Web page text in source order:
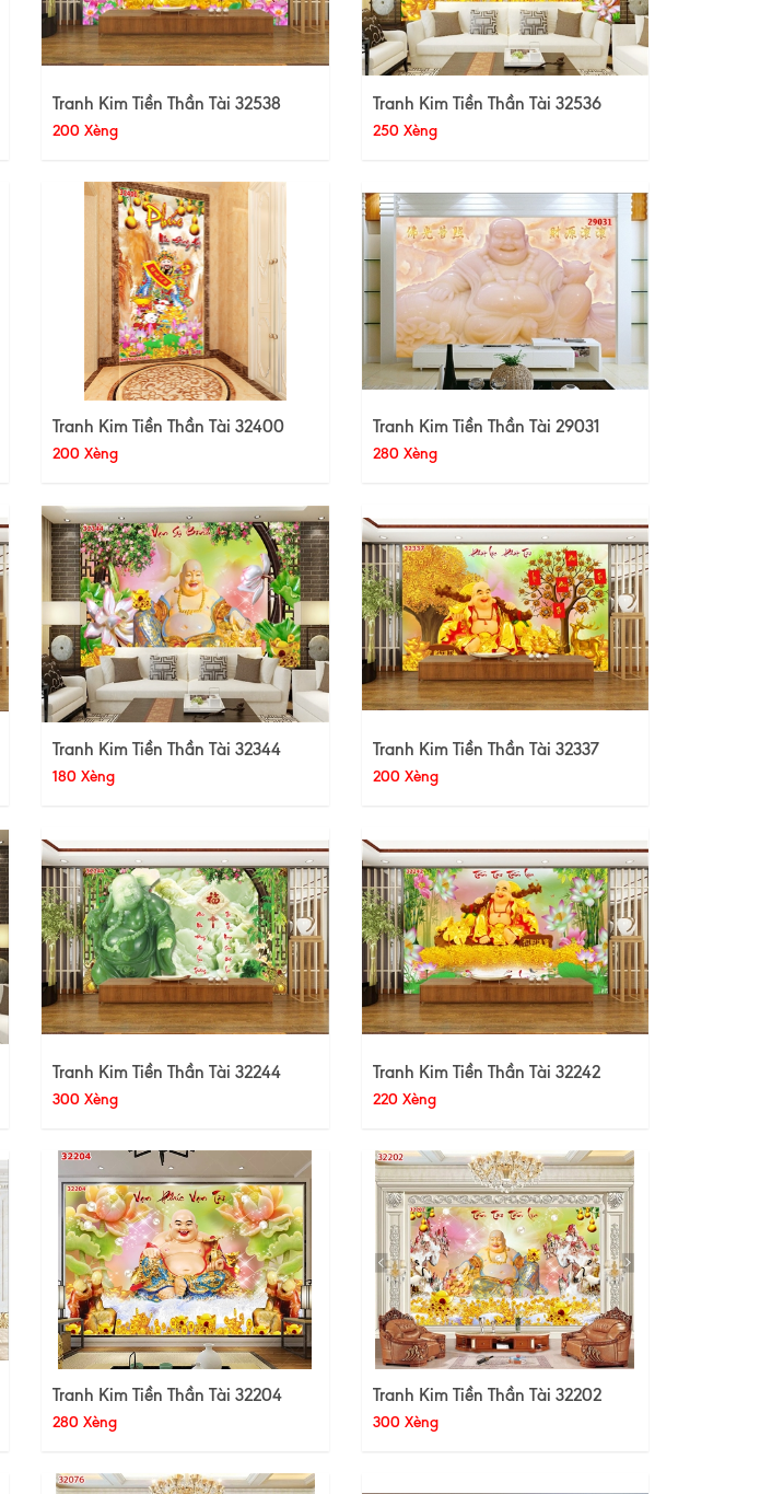
Tranh Kim Tiền Thần Tài 32538
200 Xèng
Tranh Kim Tiền Thần Tài 32536
250 Xèng
Tranh Kim Tiền Thần Tài 32400
200 Xèng
Tranh Kim Tiền Thần Tài 29031
280 Xèng
Tranh Kim Tiền Thần Tài 32344
180 Xèng
Tranh Kim Tiền Thần Tài 32337
200 Xèng
Tranh Kim Tiền Thần Tài 32244
300 Xèng
Tranh Kim Tiền Thần Tài 32242
220 Xèng
Tranh Kim Tiền Thần Tài 32204
280 Xèng
Tranh Kim Tiền Thần Tài 32202
300 Xèng